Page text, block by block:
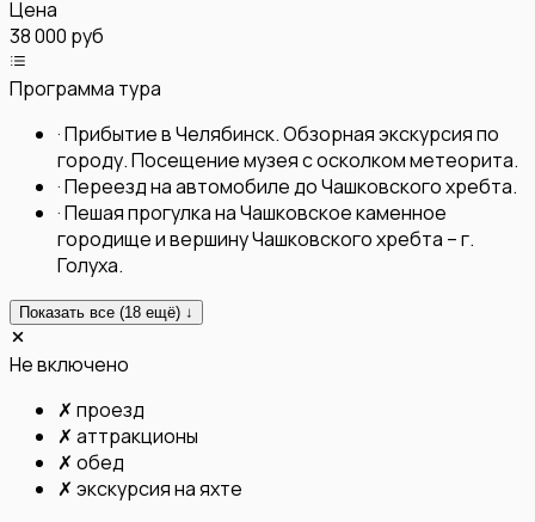
Цена
38 000 руб
Программа тура
·Прибытие в Челябинск. Обзорная экскурсия по
городу. Посещение музея с осколком метеорита.
·Переезд на автомобиле до Чашковского хребта.
·Пешая прогулка на Чашковское каменное
городище и вершину Чашковского хребта – г.
Голуха.
Показать все (18 ещё) ↓
Не включено
✗ проезд
✗ аттракционы
✗ обед
✗ экскурсия на яхте